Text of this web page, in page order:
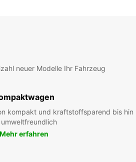
neuer Modelle Ihr Fahrzeug
kompakt und kraftstoffsparend bis hin
Mehr erfahren